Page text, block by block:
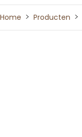
Home Producten